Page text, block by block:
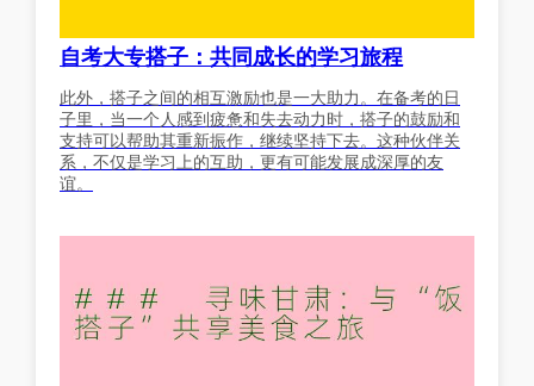
自考大专搭子：共同成长的学习旅程
此外，搭子之间的相互激励也是一大助力。在备考的日
子里，当一个人感到疲惫和失去动力时，搭子的鼓励和
支持可以帮助其重新振作，继续坚持下去。这种伙伴关
系，不仅是学习上的互助，更有可能发展成深厚的友
谊。